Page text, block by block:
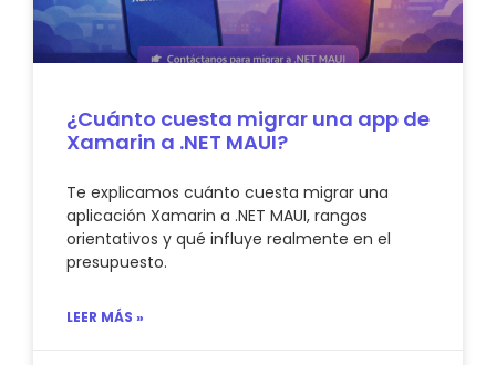
¿Cuánto cuesta migrar una app de
Xamarin a .NET MAUI?
Te explicamos cuánto cuesta migrar una
aplicación Xamarin a .NET MAUI, rangos
orientativos y qué influye realmente en el
presupuesto.
LEER MÁS »